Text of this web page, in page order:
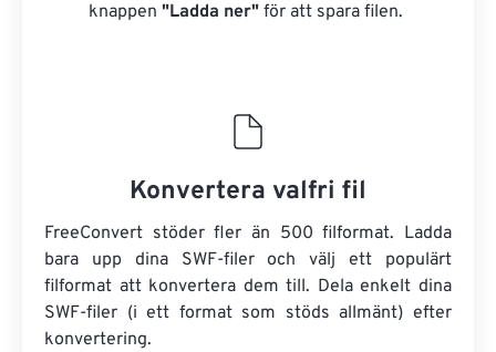
knappen "Ladda ner" för att spara filen.
Konvertera valfri fil
FreeConvert stöder fler än 500 filformat. Ladda
bara upp dina SWF-filer och välj ett populärt
filformat att konvertera dem till. Dela enkelt dina
SWF-filer (i ett format som stöds allmänt) efter
konvertering.